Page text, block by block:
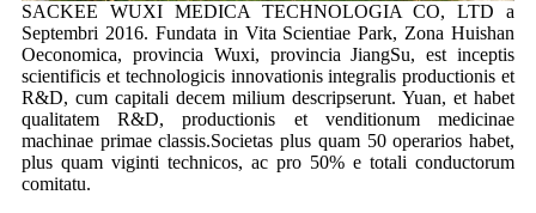
SACKEE WUXI MEDICA TECHNOLOGIA CO, LTD a
Septembri 2016. Fundata in Vita Scientiae Park, Zona Huishan
Oeconomica, provincia Wuxi, provincia JiangSu, est inceptis
scientificis et technologicis innovationis integralis productionis et
R&D, cum capitali decem milium descripserunt. Yuan, et habet
qualitatem R&D, productionis et venditionum medicinae
machinae primae classis.Societas plus quam 50 operarios habet,
plus quam viginti technicos, ac pro 50% e totali conductorum
comitatu.